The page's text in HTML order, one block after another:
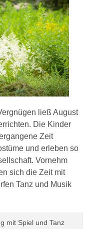
ließ August
Die Kinder
Zeit
und erleben so
Vornehm
sich die Zeit mit
Tanz und Musik
mit Spiel und Tanz